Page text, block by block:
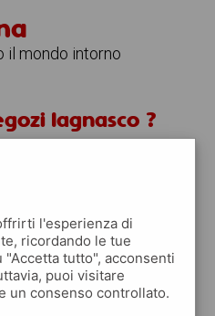
il mondo intorno
lagnasco ?
è una app
per trovare
dicoupon e buoni sconti
l'esperienza di
ricordando le tue
tutto", acconsenti
puoi visitare
un consenso controllato.